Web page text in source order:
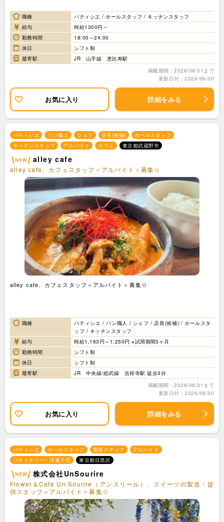
職種
パティシエ / ホールスタッフ / キッチンスタッフ
給与
時給1300円～
勤務時間
18:00～24:00
休日
シフト制
最寄駅
JR 山手線 恵比寿駅
掲載期間：2026/08/31まで
更新日付：2026/06/30
お気に入り 詳細をみる
パティシエ パン職人 シェフ 店長(候補)
ホールスタッフ
キッチンスタッフ
アルバイト カフェ 東京都武蔵野市
alley cafe
alley cafe、カフェスタッフ＜アルバイト＞募集☆
alley cafe、カフェスタッフ＜アルバイト＞募集☆
職種
パティシエ / パン職人 / シェフ / 店長(候補) / ホールスタ
ッフ / キッチンスタッフ
給与
時給1,163円～1,250円 ※試用期間3ヶ月
勤務時間
シフト制
休日
シフト制
最寄駅
JR 中央線/総武線 吉祥寺駅 徒歩3分
掲載期間：2026/08/31まで
更新日付：2026/06/30
お気に入り 詳細をみる
パティシエ ホールスタッフ 製造スタッフ
アルバイト
パティスリー・洋菓子店
東京都目黒区
株式会社UnSourire
Flower＆Cafe Un Sourire（アンスリール）、スイーツの製造・提
供スタッフ＜アルバイト＞募集☆